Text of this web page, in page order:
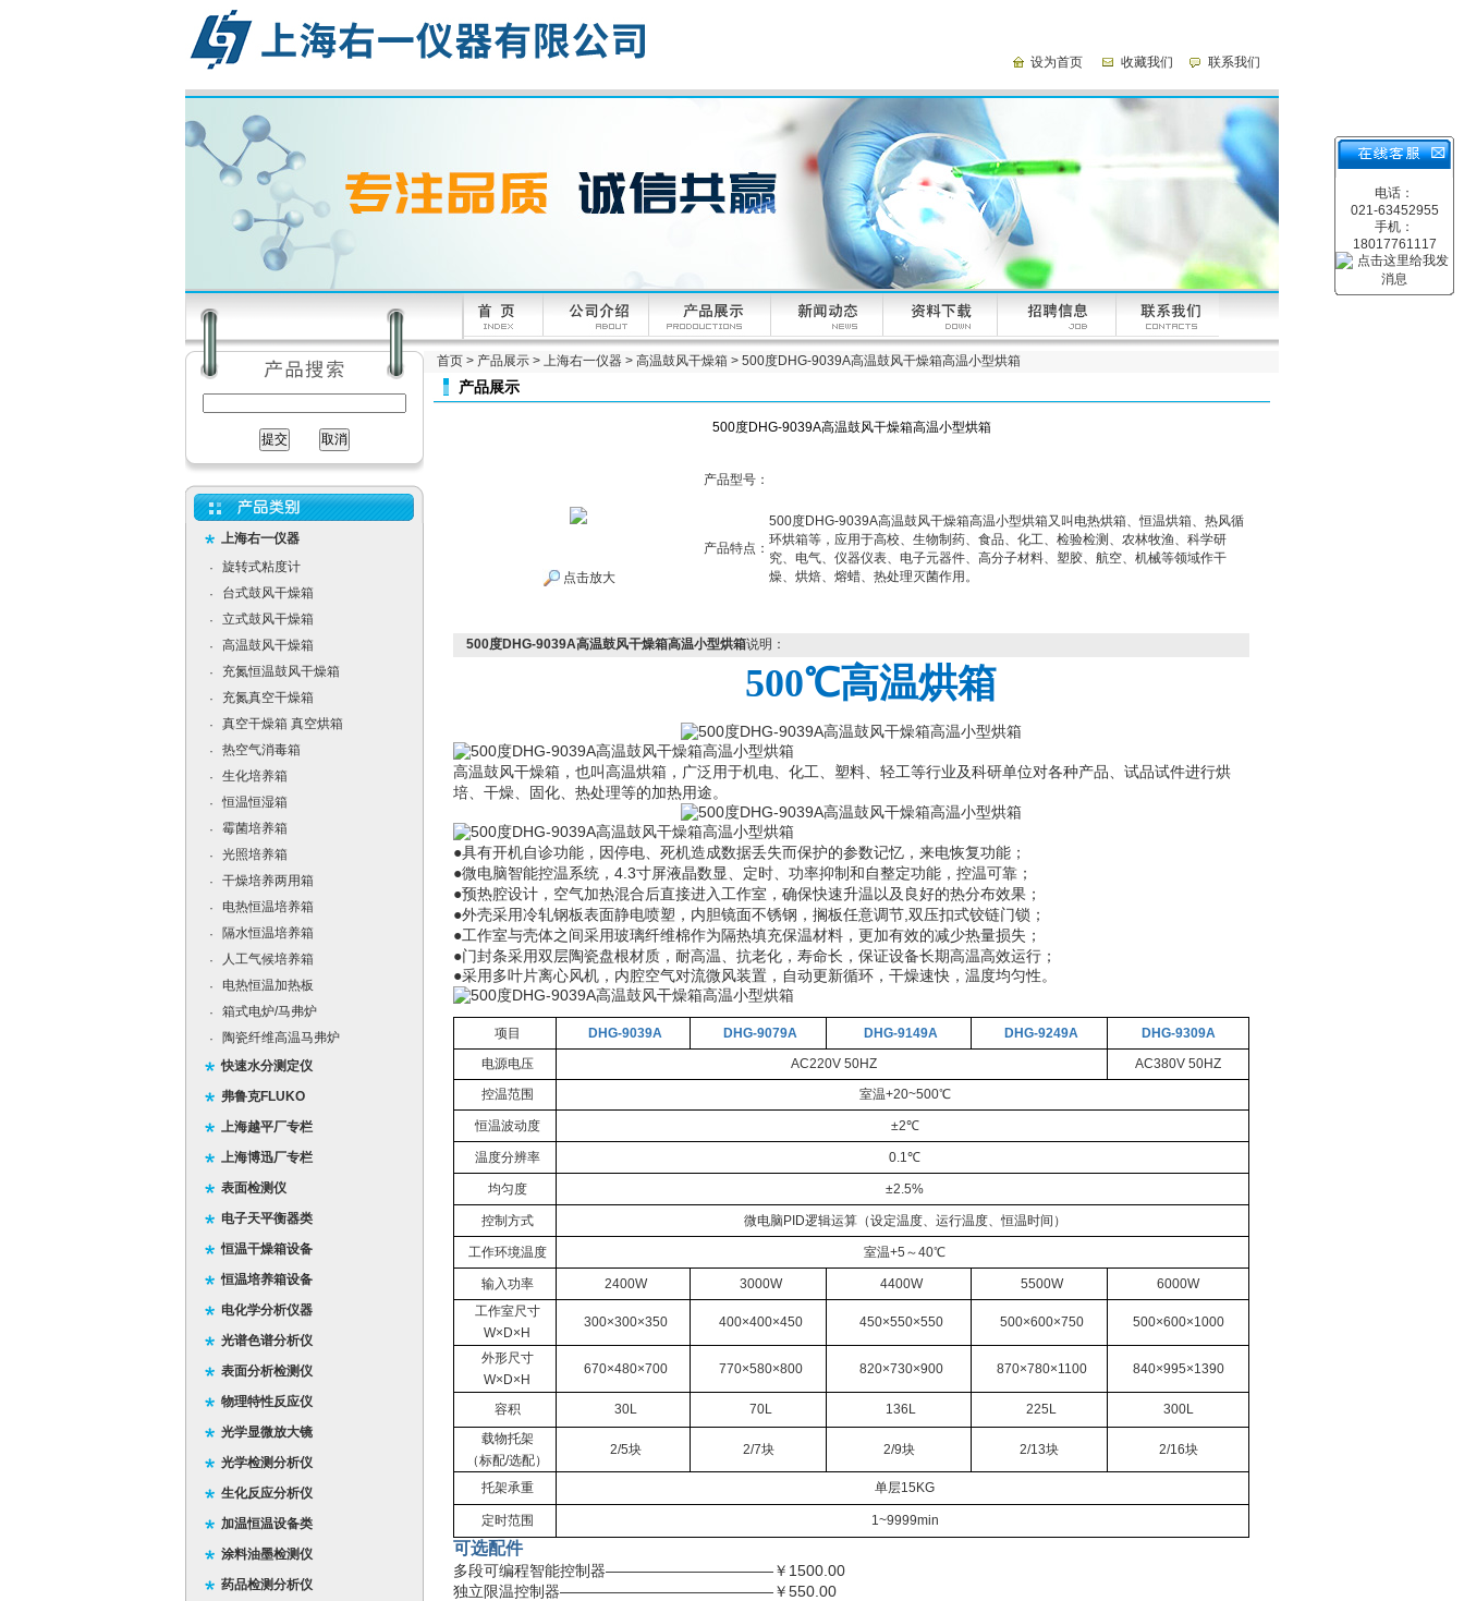
设为首页 收藏我们 联系我们
电话：
021-63452955
手机：
18017761117
上海右一仪器
·
旋转式粘度计
·
台式鼓风干燥箱
·
立式鼓风干燥箱
·
高温鼓风干燥箱
·
充氮恒温鼓风干燥箱
·
充氮真空干燥箱
·
真空干燥箱 真空烘箱
·
热空气消毒箱
·
生化培养箱
·
恒温恒湿箱
·
霉菌培养箱
·
光照培养箱
·
干燥培养两用箱
·
电热恒温培养箱
·
隔水恒温培养箱
·
人工气候培养箱
·
电热恒温加热板
·
箱式电炉/马弗炉
·
陶瓷纤维高温马弗炉
快速水分测定仪
弗鲁克FLUKO
上海越平厂专栏
上海博迅厂专栏
表面检测仪
电子天平衡器类
恒温干燥箱设备
恒温培养箱设备
电化学分析仪器
光谱色谱分析仪
表面分析检测仪
物理特性反应仪
光学显微放大镜
光学检测分析仪
生化反应分析仪
加温恒温设备类
涂料油墨检测仪
药品检测分析仪
首页 > 产品展示 > 上海右一仪器 > 高温鼓风干燥箱 > 500度DHG-9039A高温鼓风干燥箱高温小型烘箱
产品展示
500度DHG-9039A高温鼓风干燥箱高温小型烘箱
点击放大
产品型号：
产品特点：
500度DHG-9039A高温鼓风干燥箱高温小型烘箱又叫电热烘箱、恒温烘箱、热风循
环烘箱等，应用于高校、生物制药、食品、化工、检验检测、农林牧渔、科学研
究、电气、仪器仪表、电子元器件、高分子材料、塑胶、航空、机械等领域作干
燥、烘焙、熔蜡、热处理灭菌作用。
500度DHG-9039A高温鼓风干燥箱高温小型烘箱说明：
500℃高温烘箱
高温鼓风干燥箱，也叫高温烘箱，广泛用于机电、化工、塑料、轻工等行业及科研单位对各种产品、试品试件进行烘
培、干燥、固化、热处理等的加热用途。
●具有开机自诊功能，因停电、死机造成数据丢失而保护的参数记忆，来电恢复功能；
●微电脑智能控温系统，4.3寸屏液晶数显、定时、功率抑制和自整定功能，控温可靠；
●预热腔设计，空气加热混合后直接进入工作室，确保快速升温以及良好的热分布效果；
●外壳采用冷轧钢板表面静电喷塑，内胆镜面不锈钢，搁板任意调节,双压扣式铰链门锁；
●工作室与壳体之间采用玻璃纤维棉作为隔热填充保温材料，更加有效的减少热量损失；
●门封条采用双层陶瓷盘根材质，耐高温、抗老化，寿命长，保证设备长期高温高效运行；
●采用多叶片离心风机，内腔空气对流微风装置，自动更新循环，干燥速快，温度均匀性。
项目 DHG-9039A DHG-9079A DHG-9149A DHG-9249A
DHG-9309A
电源电压
AC220V 50HZ
AC380V 50HZ
控温范围
室温+20~500℃
恒温波动度 ±2℃
温度分辨率 0.1℃
均匀度 ±2.5%
控制方式 微电脑PID逻辑运算（设定温度、运行温度、恒温时间）
工作环境温度 室温+5～40℃
输入功率 2400W 3000W 4400W 5500W
6000W
工作室尺寸
W×D×H
300×300×350 400×400×450 450×550×550 500×600×750 500×600×1000
外形尺寸
W×D×H
670×480×700 770×580×800 820×730×900 870×780×1100 840×995×1390
容积 30L 70L 136L 225L
300L
载物托架
（标配/选配）
2/5块 2/7块 2/9块 2/13块 2/16块
托架承重 单层15KG
定时范围 1~9999min
可选配件
多段可编程智能控制器———————————￥1500.00
独立限温控制器——————————————￥550.00